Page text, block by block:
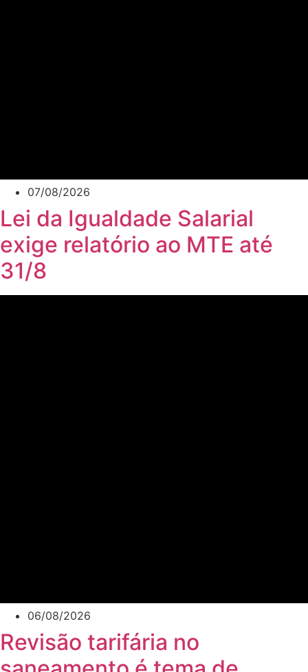
07/08/2026
Lei da Igualdade Salarial
exige relatório ao MTE até
31/8
06/08/2026
Revisão tarifária no